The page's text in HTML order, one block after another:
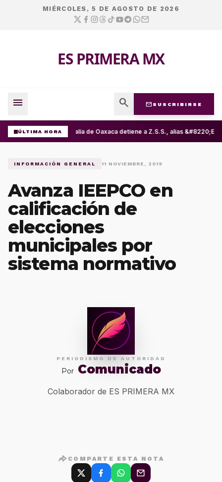
MIÉRCOLES, 5 DE AGOSTO DE 2026
ES PRIMERA MX
menu search mail SUSCRIBIRSE
ÚLTIMA HORA Fiscalía de Oaxaca detiene a Z.S.S., alias
INFORMACIÓN GENERAL 11 NOVIEMBRE, 2019
Avanza IEEPCO en
calificación de
elecciones
municipales por
sistema normativo
PERIODISMO DE AUTORIDAD
Por Comunicado
Colaborador de ES PRIMERA MX
COMPARTE ESTA NOTA